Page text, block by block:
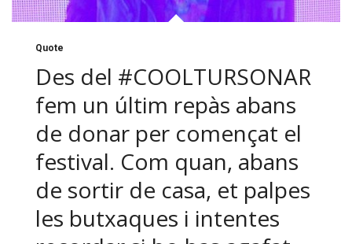
Quote
Des del #COOLTURSONAR
fem un últim repàs abans
de donar per començat el
festival. Com quan, abans
de sortir de casa, et palpes
les butxaques i intentes